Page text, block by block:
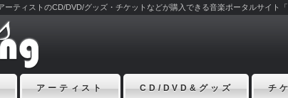
ーティストのCD/DVD/グッズ・チケットなどが購入できる音楽ポータルサイト「
アーティスト CD/DVD&グッズ チ